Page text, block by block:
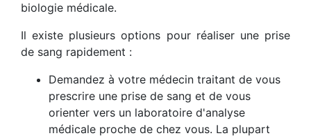
biologie médicale.
Il existe plusieurs options pour réaliser une prise
de sang rapidement :
Demandez à votre médecin traitant de vous
prescrire une prise de sang et de vous
orienter vers un laboratoire d'analyse
médicale proche de chez vous. La plupart